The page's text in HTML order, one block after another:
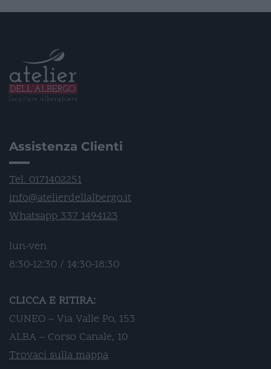
Assistenza Clienti
Tel. 0171402251
info@atelierdellalbergo.it
Whatsapp 337 1494123
lun-ven
8:30-12:30 / 14:30-18:30
CLICCA E RITIRA:
CUNEO – Via Valle Po, 153
ALBA – Corso Canale, 10
Trovaci sulla mappa